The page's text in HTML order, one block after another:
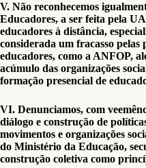
V. Não reconhecemos
Educadores, a ser feita pela
educadores à distância,
considerada um fracasso pelas
educadores, como a ANFOP,
acúmulo das organizações
formação presencial de
VI. Denunciamos, com
diálogo e construção de
movimentos e organizações
do Ministério da Educação,
construção coletiva como